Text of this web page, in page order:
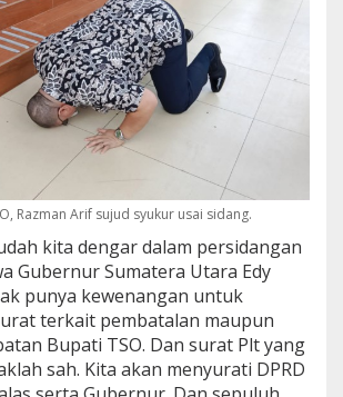
Razman Arif sujud syukur usai sidang.
kita dengar dalam persidangan
Gubernur Sumatera Utara Edy
punya kewenangan untuk
terkait pembatalan maupun
Bupati TSO. Dan surat Plt yang
sah. Kita akan menyurati DPRD